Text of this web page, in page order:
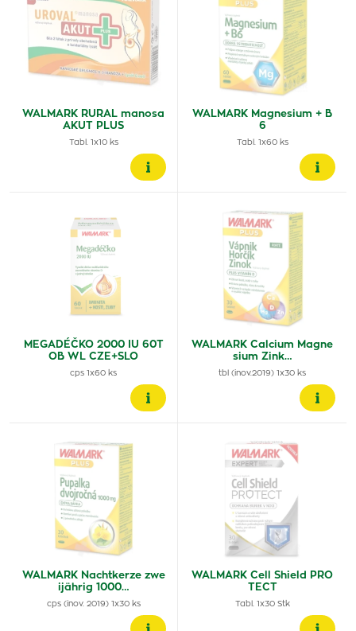
WALMARK RURAL manosa
AKUT PLUS
Tabl. 1x10 ks
WALMARK Magnesium + B
6
Tabl. 1x60 ks
MEGADÉČKO 2000 IU 60T
OB WL CZE+SLO
cps 1x60 ks
WALMARK Calcium Magne
sium Zink…
tbl (inov.2019) 1x30 ks
WALMARK Nachtkerze zwe
ijährig 1000…
cps (inov. 2019) 1x30 ks
WALMARK Cell Shield PRO
TECT
Tabl. 1x30 Stk